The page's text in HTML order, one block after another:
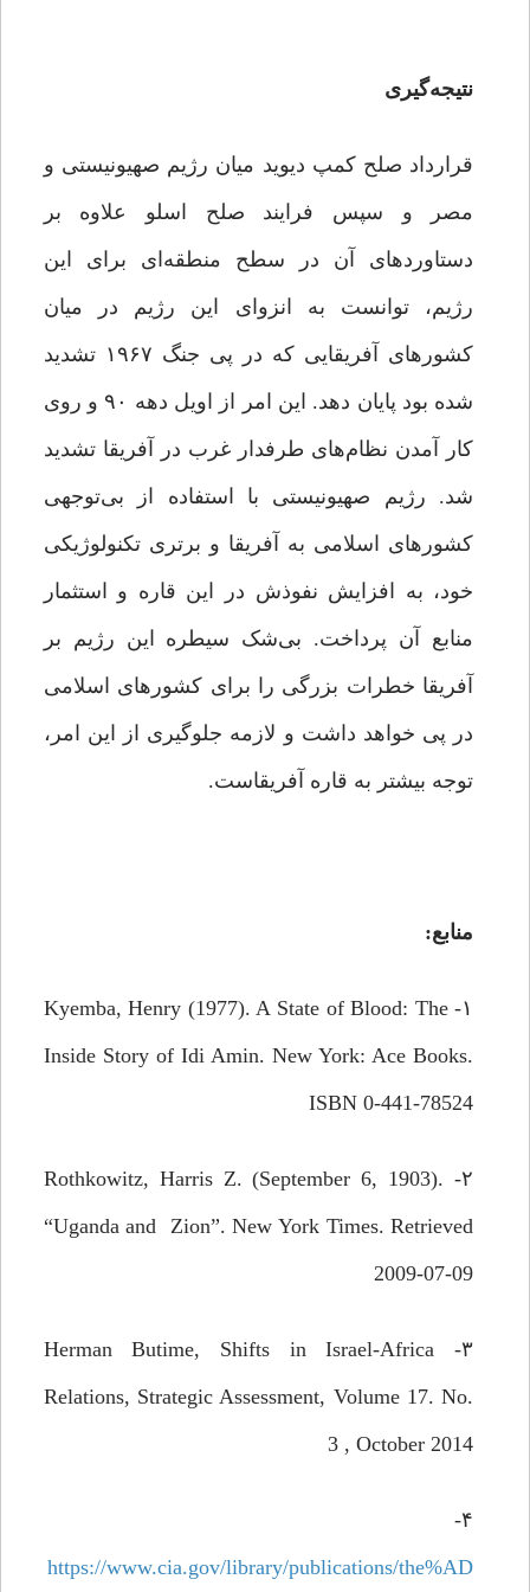
نتیجه‌گیری
قرارداد صلح کمپ دیوید میان رژیم صهیونیستی و
مصر و سپس فرایند صلح اسلو علاوه بر
دستاوردهای آن در سطح منطقه‌ای برای این
رژیم، توانست به انزوای این رژیم در میان
کشورهای آفریقایی که در پی جنگ ۱۹۶۷ تشدید
شده بود پایان دهد. این امر از اویل دهه ۹۰ و روی
کار آمدن نظام‌های طرفدار غرب در آفریقا تشدید
شد. رژیم صهیونیستی با استفاده از بی‌توجهی
کشورهای اسلامی به آفریقا و برتری تکنولوژیکی
خود، به افزایش نفوذش در این قاره و استثمار
منابع آن پرداخت. بی‌شک سیطره این رژیم بر
آفریقا خطرات بزرگی را برای کشورهای اسلامی
در پی خواهد داشت و لازمه جلوگیری از این امر،
توجه بیشتر به قاره آفریقاست.
منابع:
۱- Kyemba, Henry (1977). A State of Blood: The
Inside Story of Idi Amin. New York: Ace Books.
ISBN 0-441-78524
۲- Rothkowitz, Harris Z. (September 6, 1903).
“Uganda and Zion”. New York Times. Retrieved
2009-07-09
۳- Herman Butime, Shifts in Israel-Africa
Relations, Strategic Assessment, Volume 17. No.
3 , October 2014
۴-
https://www.cia.gov/library/publications/the%AD